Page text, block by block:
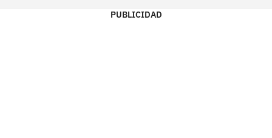
PUBLICIDAD